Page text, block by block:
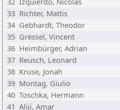
33 Richter, Mattis
34 Gebhardt, Theodor
35 Gressel, Vincent
36 Heimbürger, Adrian
37 Reusch, Leonard
38 Kruse, Jonah
39 Montag, Giulio
40 Toschka, Hermann
41 Aliji, Amar